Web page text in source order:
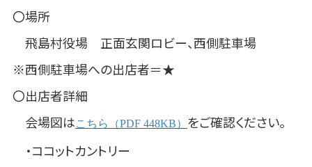
〇場所
飛島村役場 正面玄関ロビー、西側駐車場
※西側駐車場への出店者＝★
〇出店者詳細
会場図はこちら（PDF 448KB） をご確認ください。
・ココットカントリー